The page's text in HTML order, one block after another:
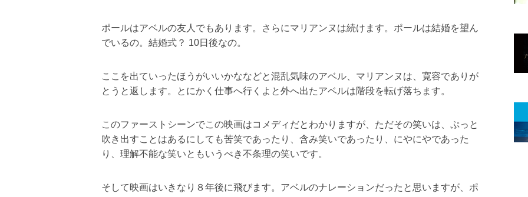
ポールはアベルの友人でもあります。さらにマリアンヌは続けます。ポールは結婚を望ん
でいるの。結婚式？ 10日後なの。
ここを出ていったほうがいいかななどと混乱気味のアベル、マリアンヌは、寛容でありが
とうと返します。とにかく仕事へ行くよと外へ出たアベルは階段を転げ落ちます。
このファーストシーンでこの映画はコメディだとわかりますが、ただその笑いは、ぷっと
吹き出すことはあるにしても苦笑であったり、含み笑いであったり、にやにやであった
り、理解不能な笑いともいうべき不条理の笑いです。
そして映画はいきなり８年後に飛びます。アベルのナレーションだったと思いますが、ポ